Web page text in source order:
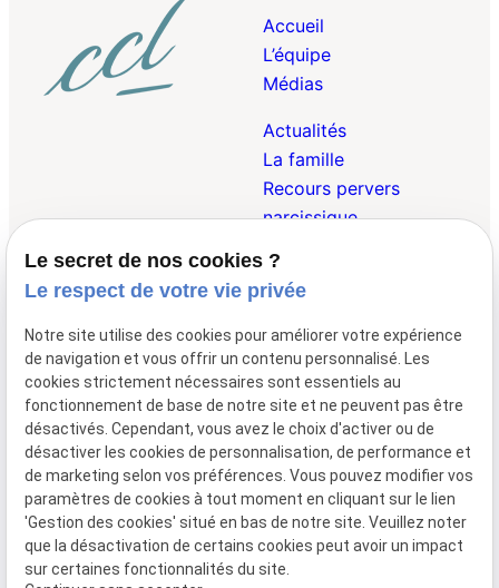
Accueil
L’équipe
Médias
Actualités
La famille
Recours pervers
narcissique
Droit Pénal de la
Famille
Droit Internationnal et
Européen de la Famille
01 47 23 69 00
148 avenue de
Wagram75017 Paris
Lundi - Vendredi 09:00 - 19:30
Mentions
Politique de
Le secret de nos cookies ?
Le respect de votre vie privée
Notre site utilise des cookies pour améliorer votre expérience
de navigation et vous offrir un contenu personnalisé. Les
cookies strictement nécessaires sont essentiels au
fonctionnement de base de notre site et ne peuvent pas être
désactivés. Cependant, vous avez le choix d'activer ou de
désactiver les cookies de personnalisation, de performance et
de marketing selon vos préférences. Vous pouvez modifier vos
paramètres de cookies à tout moment en cliquant sur le lien
'Gestion des cookies' situé en bas de notre site. Veuillez noter
que la désactivation de certains cookies peut avoir un impact
sur certaines fonctionnalités du site.